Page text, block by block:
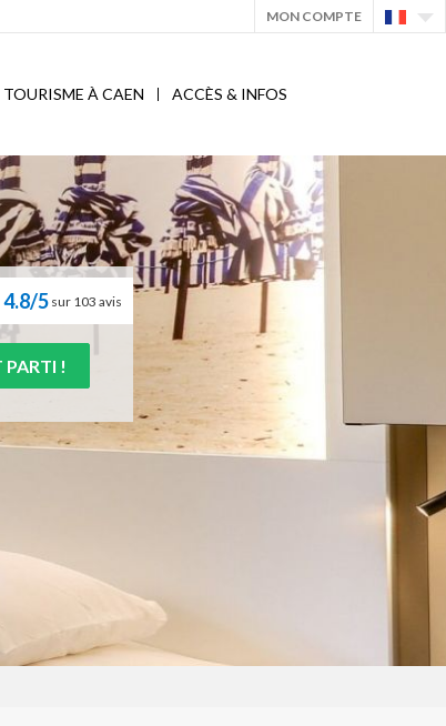
MON COMPTE
TOURISME À CAEN ACCÈS & INFOS
4.8/5 sur 103 avis